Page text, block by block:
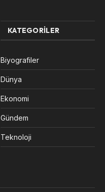
KATEGORILER
Biyografiler
Dünya
Ekonomi
Gündem
Teknoloji